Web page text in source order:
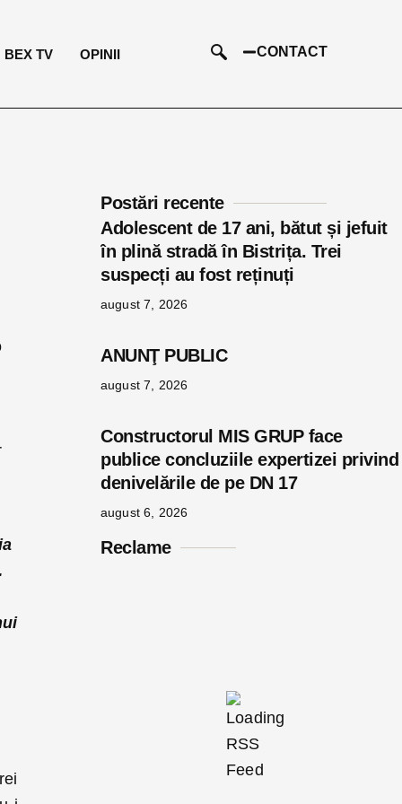
BEX TV OPINII CONTACT
Postări recente
Adolescent de 17 ani, bătut și jefuit
în plină stradă în Bistrița. Trei
suspecți au fost reținuți
august 7, 2026
ANUNŢ PUBLIC
august 7, 2026
Constructorul MIS GRUP face
publice concluziile expertizei privind
denivelările de pe DN 17
august 6, 2026
Reclame